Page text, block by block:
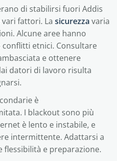
di stabilirsi fuori Addis
fattori. La sicurezza varia
Alcune aree hanno
etnici. Consultare
e ottenere
datori di lavoro risulta
è
I blackout sono più
è lento e instabile, e
intermittente. Adattarsi a
e preparazione.